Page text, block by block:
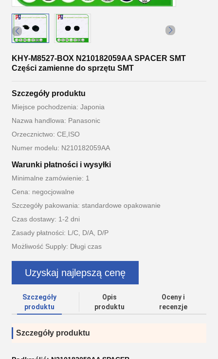
KHY-M8527-BOX N210182059AA SPACER SMT
Części zamienne do sprzętu SMT
Szczegóły produktu
Miejsce pochodzenia: Japonia
Nazwa handlowa: Panasonic
Orzecznictwo: CE,ISO
Numer modelu: N210182059AA
Warunki płatności i wysyłki
Minimalne zamówienie: 1
Cena: negocjowalne
Szczegóły pakowania: standardowe opakowanie
Czas dostawy: 1-2 dni
Zasady płatności: L/C, D/A, D/P
Możliwość Supply: Długi czas
Uzyskaj najlepszą cenę
Szczegóły
produktu
Opis
produktu
Oceny i
recenzje
Szczegóły produktu